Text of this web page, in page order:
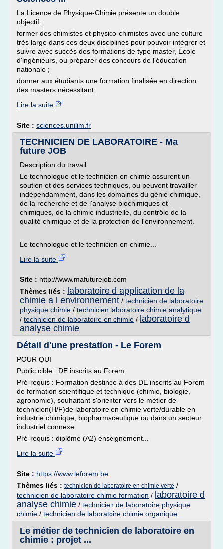
La Licence de Physique-Chimie présente un double
objectif :
former des chimistes et physico-chimistes avec une culture
très large dans ces deux disciplines pour pouvoir intégrer et
suivre avec succès des formations de type master, École
d'ingénieurs, ou préparer des concours de l'éducation
nationale ;
donner aux étudiants une formation finalisée en direction
des masters nécessitant...
Lire la suite
Site : sciences.unilim.fr
TECHNICIEN DE LABORATOIRE - Ma
future JOB
Description du travail
Le technologue et le technicien en chimie assurent un
soutien et des services techniques, ou peuvent travailler
indépendamment, dans les domaines du génie chimique,
de la recherche et de l'analyse biochimiques et
chimiques, de la chimie industrielle, du contrôle de la
qualité chimique et de la protection de l'environnement.
Le technologue et le technicien en chimie...
Lire la suite
Site : http://www.mafuturejob.com
Thèmes liés : laboratoire d application de la
chimie a l environnement / technicien de laboratoire
physique chimie / technicien laboratoire chimie analytique
/ technicien de laboratoire en chimie / laboratoire d
analyse chimie
Détail d'une prestation - Le Forem
POUR QUI
Public cible : DE inscrits au Forem
Pré-requis : Formation destinée à des DE inscrits au Forem
de formation scientifique et technique (chimie, biologie,
agronomie), souhaitant s'orienter vers le métier de
technicien(H/F)de laboratoire en chimie verte/durable en
industrie chimique, biopharmaceutique ou dans un secteur
industriel connexe.
Pré-requis : diplôme (A2) enseignement...
Lire la suite
Site : https://www.leforem.be
Thèmes liés : technicien de laboratoire en chimie verte /
technicien de laboratoire chimie formation / laboratoire d
analyse chimie / technicien de laboratoire physique
chimie / technicien de laboratoire chimie organique
Le métier de technicien de laboratoire en
chimie : projet ...